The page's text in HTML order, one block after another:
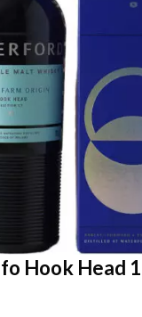
Hook Head